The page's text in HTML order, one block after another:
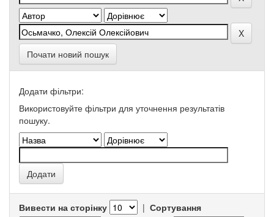
Почати новий пошук
Додати фільтри:
Використовуйте фільтри для уточнення результатів
пошуку.
Вивести на сторінку | Сортування